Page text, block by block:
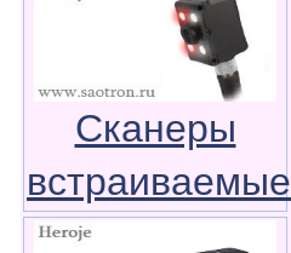
Сканеры
встраиваемые